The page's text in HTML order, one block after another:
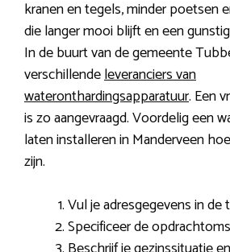
kranen en tegels, minder poetsen
die langer mooi blijft en een
In de buurt van de gemeente
verschillendeleveranciers van
wateronthardingsapparatuur. Een
is zo aangevraagd. Voordelig een
laten installeren in Manderveen
zijn.
Vul je adresgegevens in de
Specificeer de